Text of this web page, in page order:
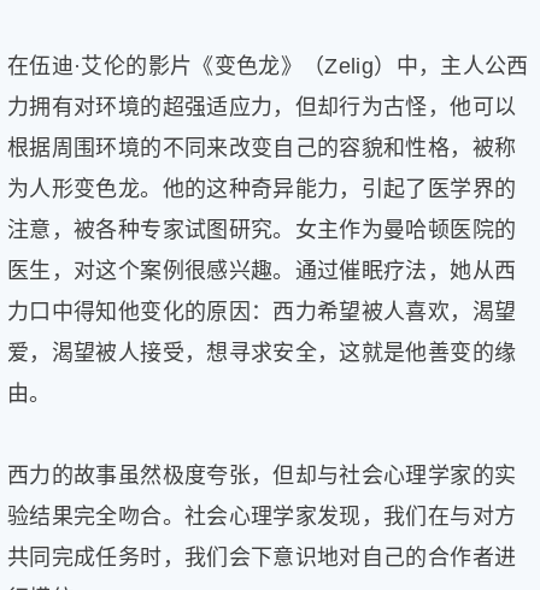
在伍迪·艾伦的影片《变色龙》（Zelig）中，主人公西
力拥有对环境的超强适应力，但却行为古怪，他可以
根据周围环境的不同来改变自己的容貌和性格，被称
为人形变色龙。他的这种奇异能力，引起了医学界的
注意，被各种专家试图研究。女主作为曼哈顿医院的
医生，对这个案例很感兴趣。通过催眠疗法，她从西
力口中得知他变化的原因：西力希望被人喜欢，渴望
爱，渴望被人接受，想寻求安全，这就是他善变的缘
由。
西力的故事虽然极度夸张，但却与社会心理学家的实
验结果完全吻合。社会心理学家发现，我们在与对方
共同完成任务时，我们会下意识地对自己的合作者进